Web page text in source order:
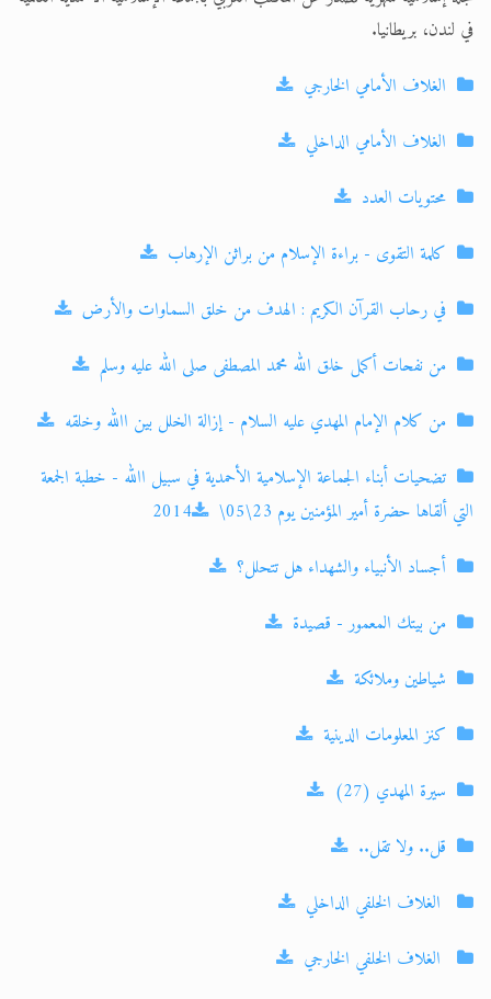
في لندن، بريطانيا.
الغلاف الأمامي الخارجي
الغلاف الأمامي الداخلي
محتويات العدد
كلمة التقوى - ﺑﺮاءة اﻹﺳﻼم ﻣﻦ ﺑﺮاﺛﻦ اﻹرﻫﺎب
في رحاب القرآن الكريم : الهدف ﻣﻦ ﺧﻠﻖ اﻟﺴﻤﺎوات واﻷرض
من نفحات أكمل خلق الله محمد المصطفى صلى الله عليه وسلم
من كلام الإمام المهدي عليه السلام - إزاﻟﺔ اﻟﺨﻠﻞ ﺑﻴﻦ اﷲ وﺧﻠﻘﻪ
ﺗﻀﺤﻴﺎت أﺑﻨﺎء اﳉﻤﺎﻋﺔ اﻹﺳﻼﻣﻴﺔ اﻷحمدﻳﺔ في ﺳﺒﻴﻞ اﷲ - خطبة الجمعة
التي ألقاها حضرة أمير المؤمنين يوم 23\05\2014
أﺟﺴﺎد اﻷﻧﺒﻴﺎء واﻟﺸﻬﺪاء ﻫﻞ ﺗﺘﺤﻠﻞ؟
ﻣﻦ ﺑﻴﺘﻚ اﻟﻤﻌﻤﻮر - قصيدة
ﺷﻴﺎﻃﲔ وﻣﻼﺋﻜﺔ
كنز المعلومات الدينية
سيرة المهدي (27)
قل.. ولا تقل..
الغلاف الخلفي الداخلي
الغلاف الخلفي الخارجي